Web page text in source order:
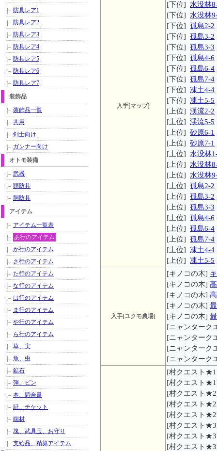
入手[マップ]
[下位] 水没林
[下位] 水没林
[下位] 孤島2-2
[下位] 孤島3-2
[下位] 孤島3-3
[下位] 孤島4-6
[下位] 孤島6-4
[下位] 孤島7-4
[下位] 凍土4-4
[下位] 凍土5-5
[上位] 渓流2-2
[上位] 渓流5-5
[上位] 砂原6-1
[上位] 砂原7-1
[上位] 水没林
[上位] 水没林
[上位] 水没林
[上位] 孤島2-2
[上位] 孤島3-2
[上位] 孤島3-3
[上位] 孤島4-6
[上位] 孤島6-4
[上位] 孤島7-4
[上位] 凍土4-4
[上位] 凍土5-5
入手[ユクモ農場]
[キノコの木]
[キノコの木]
[キノコの木]
[キノコの木]
[キノコの木]
[ニャンター
[ニャンター
[ニャンター
[ニャンター
[村クエスト
[村クエスト
[村クエスト
[村クエスト
[村クエスト
[村クエスト
[村クエスト
[村クエスト
防具レア1
防具レア2
防具レア3
防具レア4
防具レア5
防具レア6
防具レア7
装飾品
装飾品一覧
共用
剣士向け
ガンナー向け
オトモ装備
武器
頭防具
胴防具
アイテム
アイテム一覧表
あ行のアイテム
か行のアイテム
さ行のアイテム
た行のアイテム
な行のアイテム
は行のアイテム
ま行のアイテム
や行のアイテム
ら行のアイテム
草、実
魚、虫
鉱石
弾、ビン
本、調合書
証、チケット
端材
塊、武具玉、お守り
支給品、精算アイテム